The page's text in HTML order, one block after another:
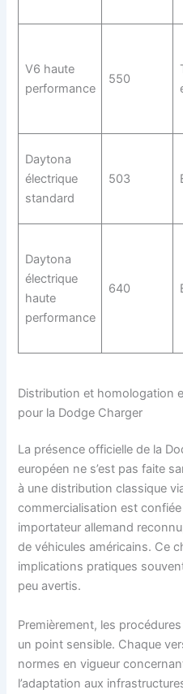
V6 haute
performance
550
Daytona
électrique
standard
503
Daytona
électrique
haute
performance
640
Distribution et homologation
pour la Dodge Charger
La présence officielle de la
européen ne s’est pas faite
à une distribution classique
commercialisation est
importateur allemand
de véhicules américains. Ce
implications pratiques
peu avertis.
Premièrement, les
un point sensible. Chaque
normes en vigueur
l’adaptation aux